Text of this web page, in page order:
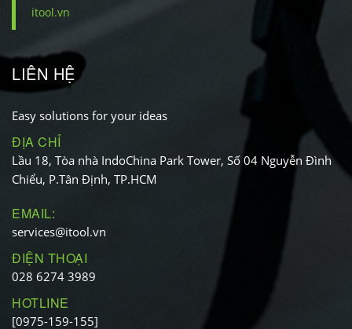
itool.vn
LIÊN HỆ
Easy solutions for your ideas
ĐỊA CHỈ
Lầu 18, Tòa nhà IndoChina Park Tower, Số 04 Nguyễn Đình
Chiểu, P.Tân Định, TP.HCM
EMAIL:
services@itool.vn
ĐIỆN THOẠI
028 6274 3989
HOTLINE
[0975-159-155]